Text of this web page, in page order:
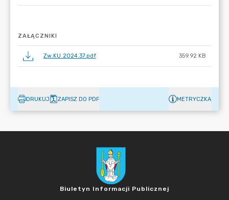
ZAŁĄCZNIKI
Zw.KU.2024.37.pdf 359.92 KB
DRUKUJ ZAPISZ DO PDF METRYCZKA
Biuletyn Informacji Publicznej